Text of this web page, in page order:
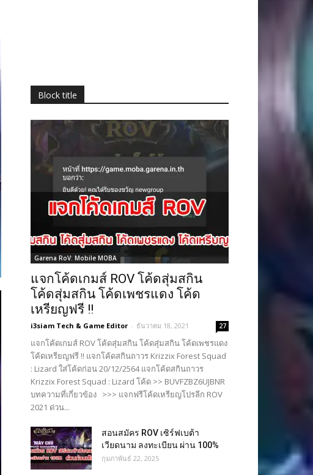
Block title
Garena RoV: Mobile MOBA
แจกโค้ดเกมส์ ROV โค้ดสุ่มสกิน
โค้ดสุ่มสกิน โค้ดเพชรแดง โค้ด
เหรียญฟรี !!
i3siam Tech & Game Editor - ธันวาคม 18, 2021 27
แจกโค้ดเกมส์ ROV โค้ดสุ่มสกิน โค้ดสุ่มสกิน โค้ดเพชรแดง
โค้ดเหรียญฟรี !! แจกโค้ดสกินถาวร Krizzix Forest Squad
: Lizard ใส่โค้ดก่อน 20/12/2564 แจกโค้ดสกินถาวร
Krizzix Forest Squad : Lizard โค้ด >> BUVFZBZ6UJBNR
บทความที่เกี่ยวข้อง >>> แจกฟรีโค้ดเหรียญโปรลีก ROV
2021 ด่วน...
สอนสมัคร ROV เซิร์ฟเบต้า
เวียดนาม ลงทะเบียน ผ่าน 100%
กุมภาพันธ์ 22, 2025